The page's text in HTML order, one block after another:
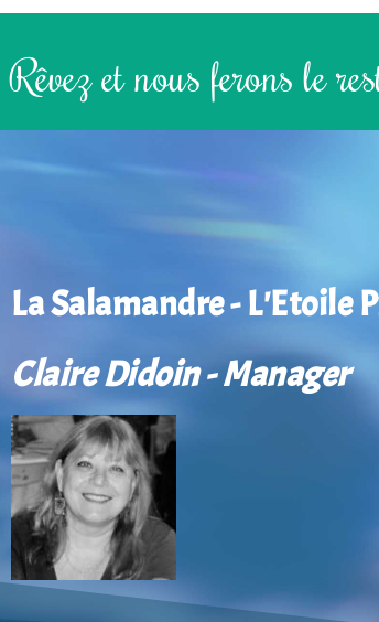
Rêvez et nous ferons le
La Salamandre - L'Etoile
Claire Didoin - Manager